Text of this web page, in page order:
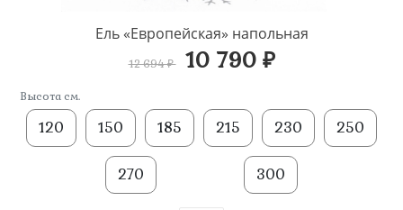
Ель «Европейская» напольная
12 694 ₽ 10 790 ₽
Высота см.
120 150 185 215 230 250
270 300